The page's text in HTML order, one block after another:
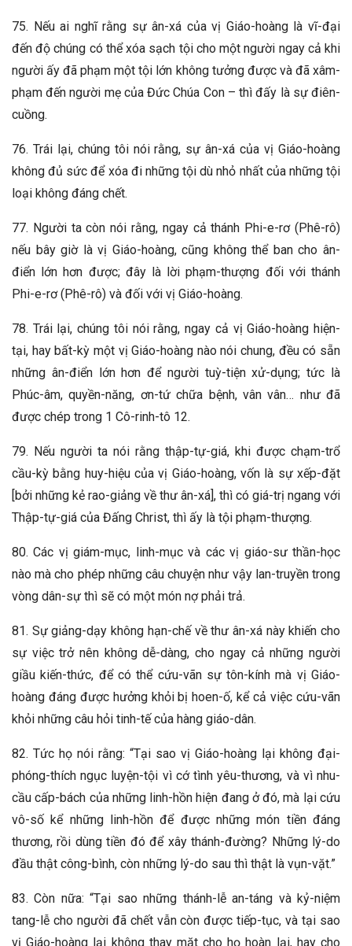
75. Nếu ai nghĩ rằng sự ân-xá của vị Giáo-hoàng là vĩ-đại
đến độ chúng có thể xóa sạch tội cho một người ngay cả khi
người ấy đã phạm một tội lớn không tưởng được và đã xâm-
phạm đến người mẹ của Đức Chúa Con – thì đấy là sự điên-
cuồng.
76. Trái lại, chúng tôi nói rằng, sự ân-xá của vị Giáo-hoàng
không đủ sức để xóa đi những tội dù nhỏ nhất của những tội
loại không đáng chết.
77. Người ta còn nói rằng, ngay cả thánh Phi-e-rơ (Phê-rô)
nếu bây giờ là vị Giáo-hoàng, cũng không thể ban cho ân-
điển lớn hơn được; đây là lời phạm-thượng đối với thánh
Phi-e-rơ (Phê-rô) và đối với vị Giáo-hoàng.
78. Trái lại, chúng tôi nói rằng, ngay cả vị Giáo-hoàng hiện-
tại, hay bất-kỳ một vị Giáo-hoàng nào nói chung, đều có sẵn
những ân-điển lớn hơn để người tuỳ-tiện xử-dụng; tức là
Phúc-âm, quyền-năng, ơn-tứ chữa bệnh, vân vân… như đã
được chép trong 1 Cô-rinh-tô 12.
79. Nếu người ta nói rằng thập-tự-giá, khi được chạm-trổ
cầu-kỳ bằng huy-hiệu của vị Giáo-hoàng, vốn là sự xếp-đặt
[bởi những kẻ rao-giảng về thư ân-xá], thì có giá-trị ngang với
Thập-tự-giá của Đấng Christ, thì ấy là tội phạm-thượng.
80. Các vị giám-mục, linh-mục và các vị giáo-sư thần-học
nào mà cho phép những câu chuyện như vậy lan-truyền trong
vòng dân-sự thì sẽ có một món nợ phải trả.
81. Sự giảng-dạy không hạn-chế về thư ân-xá này khiến cho
sự việc trở nên không dễ-dàng, cho ngay cả những người
giầu kiến-thức, để có thể cứu-vãn sự tôn-kính mà vị Giáo-
hoàng đáng được hưởng khỏi bị hoen-ố, kể cả việc cứu-vãn
khỏi những câu hỏi tinh-tế của hàng giáo-dân.
82. Tức họ nói rằng: “Tại sao vị Giáo-hoàng lại không đại-
phóng-thích ngục luyện-tội vì cớ tình yêu-thương, và vì nhu-
cầu cấp-bách của những linh-hồn hiện đang ở đó, mà lại cứu
vô-số kể những linh-hồn để được những món tiền đáng
thương, rồi dùng tiền đó để xây thánh-đường? Những lý-do
đầu thật công-bình, còn những lý-do sau thì thật là vụn-vặt.”
83. Còn nữa: “Tại sao những thánh-lễ an-táng và kỷ-niệm
tang-lễ cho người đã chết vẫn còn được tiếp-tục, và tại sao
vị Giáo-hoàng lại không thay mặt cho họ hoàn lại, hay cho